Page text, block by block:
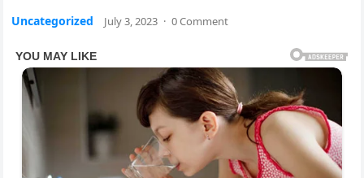
Uncategorized July 3, 2023 · 0 Comment